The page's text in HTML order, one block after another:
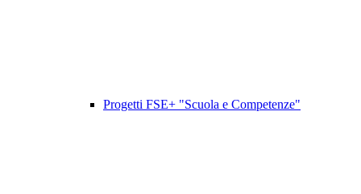
Progetti FSE+ "Scuola e Competenze"